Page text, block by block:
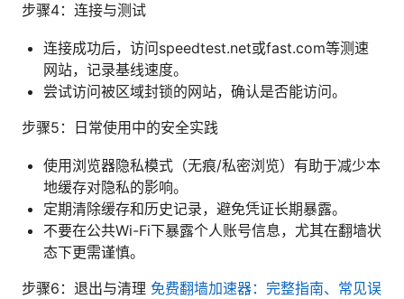
步骤4：连接与测试
连接成功后，访问speedtest.net或fast.com等测速
网站，记录基线速度。
尝试访问被区域封锁的网站，确认是否能访问。
步骤5：日常使用中的安全实践
使用浏览器隐私模式（无痕/私密浏览）有助于减少本
地缓存对隐私的影响。
定期清除缓存和历史记录，避免凭证长期暴露。
不要在公共Wi-Fi下暴露个人账号信息，尤其在翻墙状
态下更需谨慎。
步骤6：退出与清理 免费翻墙加速器：完整指南、常见误